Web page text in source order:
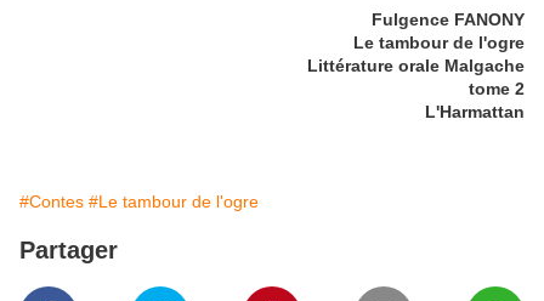
Fulgence FANONY
Le tambour de l'ogre
Littérature orale Malgache
tome 2
L'Harmattan
#Contes #Le tambour de l'ogre
Partager